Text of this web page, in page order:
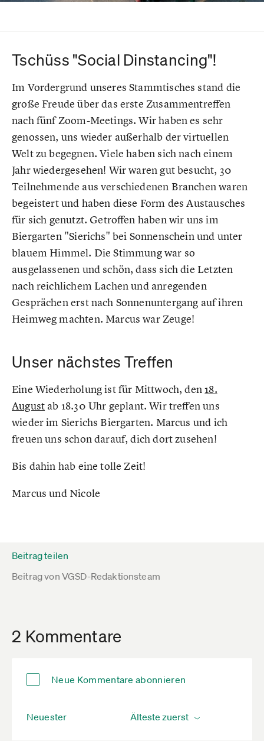
Tschüss "Social Dinstancing"!
Im Vordergrund unseres Stammtisches stand die
große Freude über das erste Zusammentreffen
nach fünf Zoom-Meetings. Wir haben es sehr
genossen, uns wieder außerhalb der virtuellen
Welt zu begegnen. Viele haben sich nach einem
Jahr wiedergesehen! Wir waren gut besucht, 30
Teilnehmende aus verschiedenen Branchen waren
begeistert und haben diese Form des Austausches
für sich genutzt. Getroffen haben wir uns im
Biergarten "Sierichs" bei Sonnenschein und unter
blauem Himmel. Die Stimmung war so
ausgelassenen und schön, dass sich die Letzten
nach reichlichem Lachen und anregenden
Gesprächen erst nach Sonnenuntergang auf ihren
Heimweg machten. Marcus war Zeuge!
Unser nächstes Treffen
Eine Wiederholung ist für Mittwoch, den18.
August ab 18.30 Uhr geplant. Wir treffen uns
wieder im Sierichs Biergarten. Marcus und ich
freuen uns schon darauf, dich dort zusehen!
Bis dahin hab eine tolle Zeit!
Marcus und Nicole
Beitrag teilen
Beitrag von VGSD-Redaktionsteam
2 Kommentare
Neue Kommentare abonnieren
Neuester